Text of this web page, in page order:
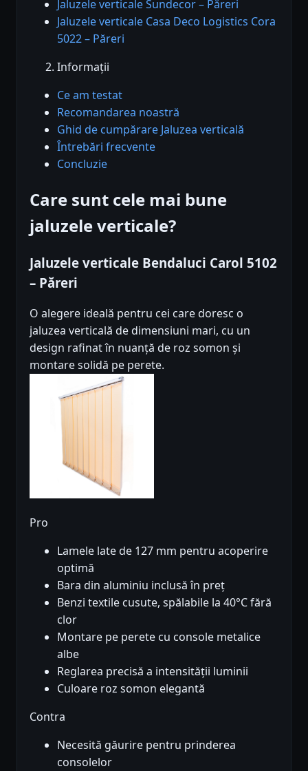
Jaluzele verticale Sundecor – Păreri
Jaluzele verticale Casa Deco Logistics Cora
5022 – Păreri
Informații
Ce am testat
Recomandarea noastră
Ghid de cumpărare Jaluzea verticală
Întrebări frecvente
Concluzie
Care sunt cele mai bune
jaluzele verticale?
Jaluzele verticale Bendaluci Carol 5102
– Păreri
O alegere ideală pentru cei care doresc o
jaluzea verticală de dimensiuni mari, cu un
design rafinat în nuanță de roz somon și
montare solidă pe perete.
Pro
Lamele late de 127 mm pentru acoperire
optimă
Bara din aluminiu inclusă în preț
Benzi textile cusute, spălabile la 40°C fără
clor
Montare pe perete cu console metalice
albe
Reglarea precisă a intensității luminii
Culoare roz somon elegantă
Contra
Necesită găurire pentru prinderea
consolelor